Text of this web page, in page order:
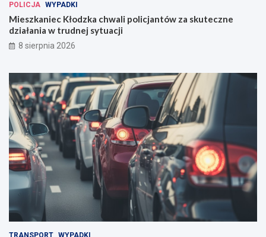
POLICJA WYPADKI
Mieszkaniec Kłodzka chwali policjantów za skuteczne
działania w trudnej sytuacji
8 sierpnia 2026
TRANSPORT WYPADKI